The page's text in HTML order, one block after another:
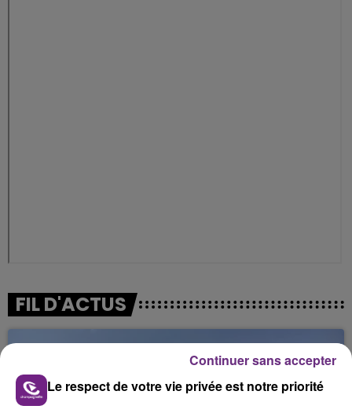
FIL D'ACTUS
Le respect de votre vie privée est notre priorité
Continuer sans accepter